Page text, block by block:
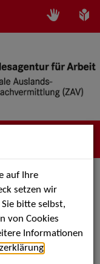
als PDF speichern
auf Ihre
setzen wir
bitte selbst,
von Cookies
Informationen